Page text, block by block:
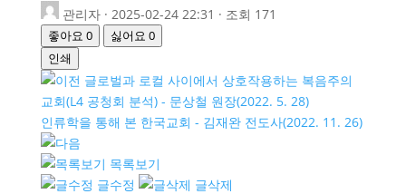
관리자 · 2025-02-24 22:31 · 조회 171
좋아요 0 싫어요 0
인쇄
글로벌과 로컬 사이에서 상호작용하는 복음주의
교회(L4 공청회 분석) - 문상철 원장(2022. 5. 28)
인류학을 통해 본 한국교회 - 김재완 전도사(2022. 11. 26)
목록보기
글수정
글삭제